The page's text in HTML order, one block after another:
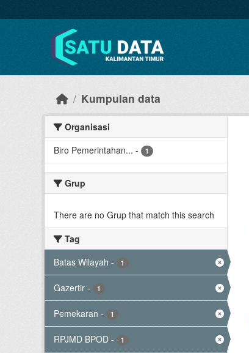
Kumpulan data
Organisasi
Biro Pemerintahan... - 1
Grup
There are no Grup that match this search
Tag
Batas Wilayah - 1
Gazertir - 1
Pemekaran - 1
RPJMD BPOD - 1